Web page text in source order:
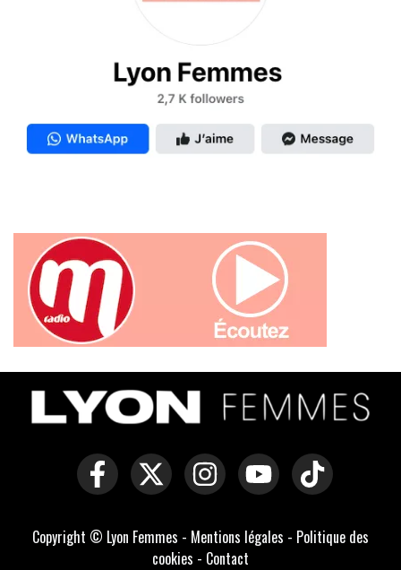
Copyright © Lyon Femmes - Mentions légales - Politique des
cookies - Contact